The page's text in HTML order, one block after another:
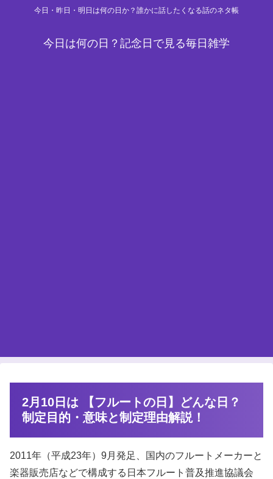
今日・昨日・明日は何の日か？誰かに話したくなる話のネタ帳
今日は何の日？記念日で見る毎日雑学
2月10日は 【フルートの日】どんな日？
制定目的・意味と制定理由解説！
2011年（平成23年）9月発足、国内のフルートメーカーと
楽器販売店などで構成する日本フルート普及推進協議会